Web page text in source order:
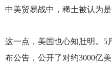
中美贸易战中，稀土被认为
这一点，美国也心知肚明。5
布公告，公开了对约3000亿